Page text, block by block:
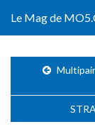
Le Mag de